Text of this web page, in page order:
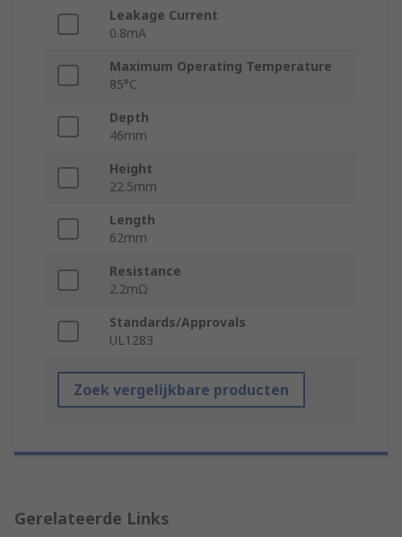
Leakage Current
0.8mA
Maximum Operating Temperature
85°C
Depth
46mm
Height
22.5mm
Length
62mm
Resistance
2.2mΩ
Standards/Approvals
UL1283
Zoek vergelijkbare producten
Gerelateerde Links